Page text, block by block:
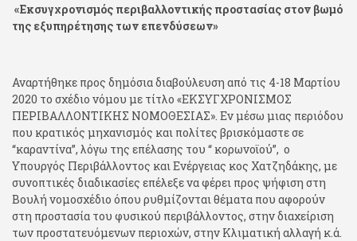
«Εκσυγχρονισμός περιβαλλοντικής προστασίας στον βωμό
της εξυπηρέτησης των επενδύσεων»
Αναρτήθηκε προς δημόσια διαβούλευση από τις 4-18 Μαρτίου
2020 το σχέδιο νόμου με τίτλο «ΕΚΣΥΓΧΡΟΝΙΣΜΟΣ
ΠΕΡΙΒΑΛΛΟΝΤΙΚΗΣ ΝΟΜΟΘΕΣΙΑΣ». Εν μέσω μιας περιόδου
που κρατικός μηχανισμός και πολίτες βρισκόμαστε σε
“καραντίνα”, λόγω της επέλασης του “ κορωνοϊού”, ο
Υπουργός Περιβάλλοντος και Ενέργειας κος Χατζηδάκης, με
συνοπτικές διαδικασίες επέλεξε να φέρει προς ψήφιση στη
Βουλή νομοσχέδιο όπου ρυθμίζονται θέματα που αφορούν
στη προστασία του φυσικού περιβάλλοντος, στην διαχείριση
των προστατευόμενων περιοχών, στην Κλιματική αλλαγή κ.ά.